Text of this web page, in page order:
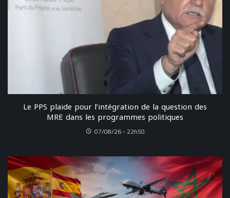
Le PPS plaide pour l’intégration de la question des
MRE dans les programmes politiques
07/08/26 - 22h50